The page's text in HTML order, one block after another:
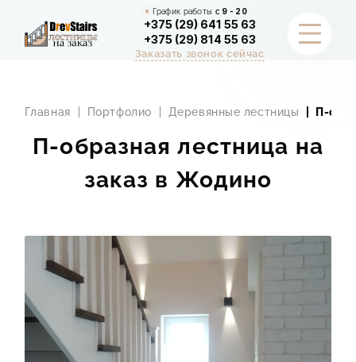
График работы с 9 - 20
+375 (29) 641 55 63
+375 (29) 814 55 63
Заказать звонок сейчас
УСЛУГИ
ОТДЕЛКА ЛЕСТНИЦЫ
О НАС
ЧАСТЫЕ ВОПРОСЫ
ИНФОРМАЦИЯ
Главная Портфолио Деревянные лестницы П-
П-образная лестница на
заказ в Жодино